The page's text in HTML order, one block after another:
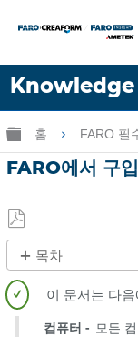
Knowledge
언어
도움 받기
글로벌 계층
홈 FARO 필
FARO에서 구
PDF
로
저
장
목차
Dell
컴퓨터 모든